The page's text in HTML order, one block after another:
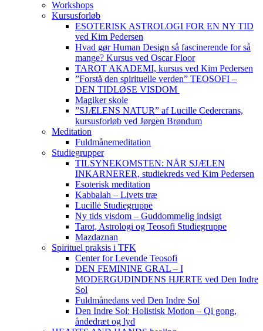
Workshops
Kursusforløb
ESOTERISK ASTROLOGI FOR EN NY TID
ved Kim Pedersen
Hvad gør Human Design så fascinerende for så
mange? Kursus ved Oscar Floor
TAROT AKADEMI, kursus ved Kim Pedersen
”Forstå den spirituelle verden” TEOSOFI –
DEN TIDLØSE VISDOM
Magiker skole
”SJÆLENS NATUR” af Lucille Cedercrans,
kursusforløb ved Jørgen Brøndum
Meditation
Fuldmånemeditation
Studiegrupper
TILSYNEKOMSTEN: NÅR SJÆLEN
INKARNERER, studiekreds ved Kim Pedersen
Esoterisk meditation
Kabbalah – Livets træ
Lucille Studiegruppe
Ny tids visdom – Guddommelig indsigt
Tarot, Astrologi og Teosofi Studiegruppe
Mazdaznan
Spirituel praksis i TFK
Center for Levende Teosofi
DEN FEMININE GRAL – I
MODERGUDINDENS HJERTE ved Den Indre
Sol
Fuldmånedans ved Den Indre Sol
Den Indre Sol: Holistisk Motion – Qi gong,
åndedræt og lyd